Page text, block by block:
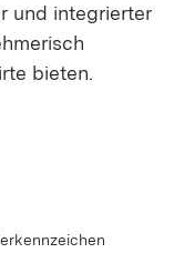
und integrierter
bieten.